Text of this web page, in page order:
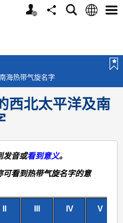
个
分
搜
语
选
海热带气旋名字
西北太平洋及南
发音或看到意义。
看到热带气旋名字的意
IV V